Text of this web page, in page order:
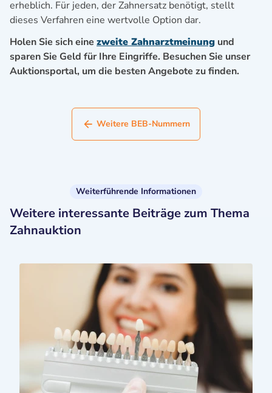
erheblich. Für jeden, der Zahnersatz benötigt, stellt
dieses Verfahren eine wertvolle Option dar.
Holen Sie sich eine zweite Zahnarztmeinung und
sparen Sie Geld für Ihre Eingriffe. Besuchen Sie unser
Auktionsportal, um die besten Angebote zu finden.
Weitere BEB-Nummern
Weiterführende Informationen
Weitere interessante Beiträge zum Thema
Zahnauktion